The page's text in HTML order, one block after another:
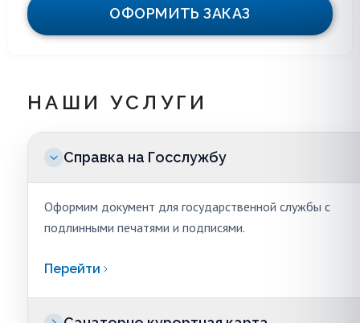
ОФОРМИТЬ ЗАКАЗ
НАШИ УСЛУГИ
Справка на Госслужбу
Оформим документ для государственной службы с
подлинными печатями и подписями.
Перейти